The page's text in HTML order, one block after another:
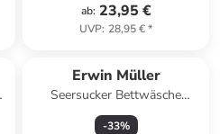
ab: 23,95 €
UVP: 28,95 €*
Erwin Müller
Seersucker Bettwäsche
Rosenheim in terra
-33%